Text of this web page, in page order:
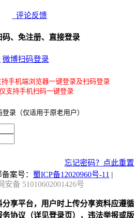
评论反馈
码、免注册、直接登录
微博扫码登录
持手机端浏览器一键登录及扫码登录
支持手机扫码一键登录
登录（仅适用于原老用户）
忘记密码？点此重置
案号： 蜀ICP备12020960号-11 |
安备 51010602001426号
享平台，用户时上传分享资料应遵循
协议（详见登录页），违法举报或版